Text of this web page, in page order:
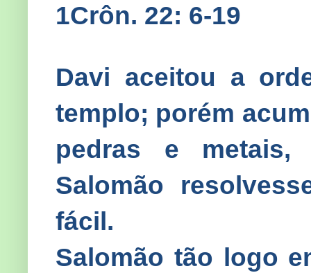
1Crôn. 22: 6-19
Davi aceitou a
templo; porém
pedras e
Salomão
fácil.
Salomão tão logo